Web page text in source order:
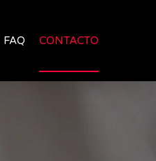
FAQ CONTACTO